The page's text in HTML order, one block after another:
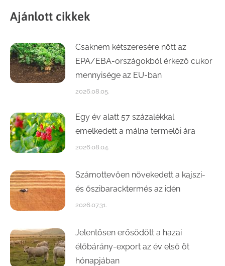
Ajánlott cikkek
Csaknem kétszeresére nőtt az
EPA/EBA-országokból érkező cukor
mennyisége az EU-ban
2026.08.05.
Egy év alatt 57 százalékkal
emelkedett a málna termelői ára
2026.08.04.
Számottevően növekedett a kajszi-
és őszibaracktermés az idén
2026.07.31.
Jelentősen erősödött a hazai
élőbárány-export az év első öt
hónapjában